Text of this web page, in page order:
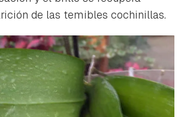
de las temibles cochinillas.